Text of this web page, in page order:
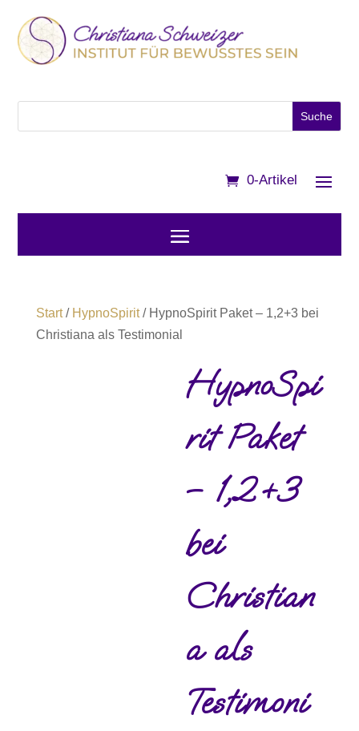
0-Artikel
Start/ HypnoSpirit/ HypnoSpirit Paket – 1,2+3 bei
Christiana als Testimonial
HypnoSpi
rit Paket
– 1,2+3
bei
Christian
a als
Testimoni